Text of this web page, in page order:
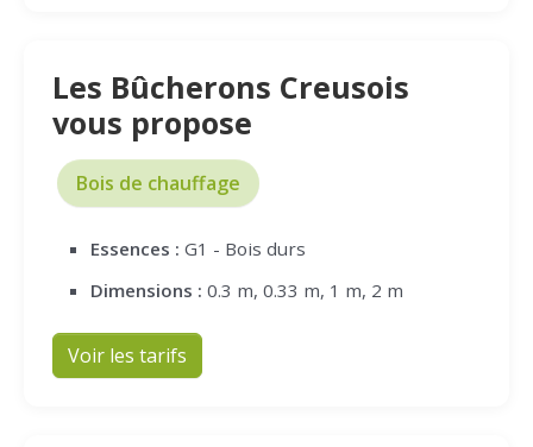
Les Bûcherons Creusois
vous propose
Bois de chauffage
Essences : G1 - Bois durs
Dimensions : 0.3 m, 0.33 m, 1 m, 2 m
Voir les tarifs